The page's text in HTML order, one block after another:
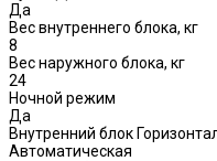
Да
Вес внутреннего блока, кг
8
Вес наружного блока, кг
24
Ночной режим
Да
Внутренний блок
Автоматическая